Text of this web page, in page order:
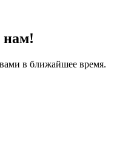
нам!
в ближайшее время.